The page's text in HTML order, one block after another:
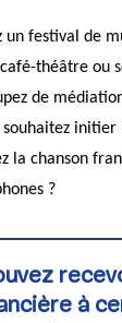
un festival de
théâtre ou
de
souhaitez
la chanson
?
à